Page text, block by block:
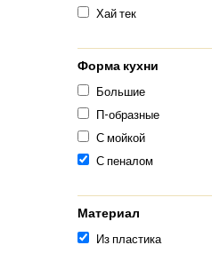
Хай тек
Форма кухни
Большие
П-образные
С мойкой
С пеналом
Материал
Из пластика